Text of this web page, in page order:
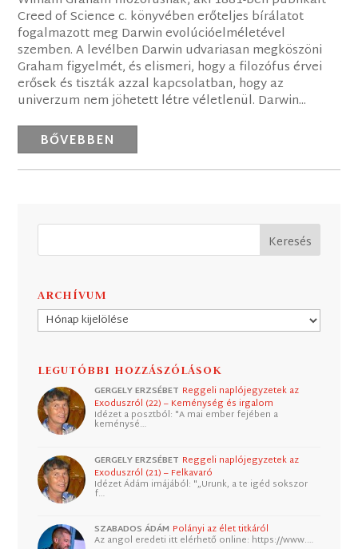
Creed of Science c. könyvében erőteljes bírálatot
fogalmazott meg Darwin evolúcióelméletével
szemben. A levélben Darwin udvariasan megköszöni
Graham figyelmét, és elismeri, hogy a filozófus érvei
erősek és tiszták azzal kapcsolatban, hogy az
univerzum nem jöhetett létre véletlenül. Darwin...
BŐVEBBEN
ARCHÍVUM
Archívum
LEGUTÓBBI HOZZÁSZÓLÁSOK
GERGELY ERZSÉBET Reggeli naplójegyzetek az
Exoduszról (22) – Keménység és irgalom
Idézet a posztból: "A mai ember fejében a
keménysé…
GERGELY ERZSÉBET Reggeli naplójegyzetek az
Exoduszról (21) – Felkavaró
Idézet Ádám imájából: "„Urunk, a te igéd sokszor
f…
SZABADOS ÁDÁM Polányi az élet titkáról
Az angol eredeti itt elérhető online: https://www.…